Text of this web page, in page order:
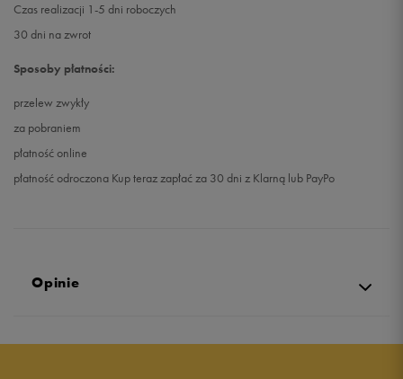
Czas realizacji 1-5 dni roboczych
30 dni na zwrot
Sposoby płatności:
przelew zwykły
za pobraniem
płatność online
płatność odroczona Kup teraz zapłać za 30 dni z Klarną lub PayPo
Opinie